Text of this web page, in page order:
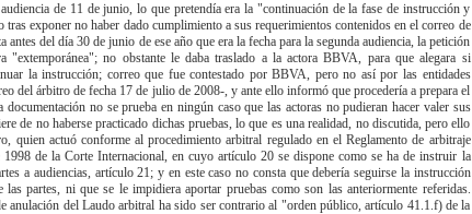
audiencia de 11 de junio, lo que pretendía era la "continuación de la fase de instrucción y
tras exponer no haber dado cumplimiento a sus requerimientos contenidos en el correo de
antes del día 30 de junio de ese año que era la fecha para la segunda audiencia, la petición
"extemporánea"; no obstante le daba traslado a la actora BBVA, para que alegara si
la instrucción; correo que fue contestado por BBVA, pero no así por las entidades
del árbitro de fecha 17 de julio de 2008-, y ante ello informó que procedería a prepara el
documentación no se prueba en ningún caso que las actoras no pudieran hacer valer sus
de no haberse practicado dichas pruebas, lo que es una realidad, no discutida, pero ello
quien actuó conforme al procedimiento arbitral regulado en el Reglamento de arbitraje
1998 de la Corte Internacional, en cuyo artículo 20 se dispone como se ha de instruir la
a audiencias, artículo 21; y en este caso no consta que debería seguirse la instrucción
partes, ni que se le impidiera aportar pruebas como son las anteriormente referidas.
al convenio arbitral libremente pactado, a la propia Ley de Arbitraje y a las garantías del propio art.. 24 CE, más allá del cual, por la vía de la revisión judicial de fondo, quedaría desnaturalizada la institución del arbitraje". El Tribunal Supremo en sentencias de 26 de abril de 1995, 26 de septiembre de 2006 y 7 de julio de 2006 se ha pronunciado en el sentido de que lo convenio entre las partes "no podría quedar afectado por el límite de la autonomía privada, libertad contractual que establece el artículo 1255 bajo la expresión "orden público". Concepto de gran dificultad e imprecisión, que no es exactamente coincidente con el de norma imperativa, especialmente por cuanto muchas normas imperativas no se refieren ni a la "organización de la comunidad ni a sus principios fundamentales y rectores", y porque en determinadas materias comprendidas dentro del ámbito señalado no se requiere un carácter imperativo expreso para que queden sustraídas a la disponibilidad de los particulares, como ha señalado la más autorizada doctrina. No hay, desde luego, un precepto imperativo que pueda haber sido infringido por efecto del pacto discutido (artículo 6.3 C.c.), y la nulidad que se postula no derivaría ni de prohibición directa ni de prohibición indirecta contenida en una norma y conforme a doctrina jurisprudencial consolidada los juzgadores han de actuar "con extrema prudencia y con criterio flexible, debiendo tener en cuenta las circunstancias concurrentes, móviles, efectos previsibles y trascendencia cuando se trata de declarar la nulidad plena, atendiendo a si se da precepto legal que imponga esa sanción per se". Refiriéndose a la vulneración de los derechos fundamentales y libertades públicas garantizadas constitucionalmente a través, fundamentalmente, del artículo 24 de la Carta Magna, y que en el ámbito de derechos de carácter material cristalizan en torno a los principios jurídicos, públicos y privados, políticos, morales y económicos indispensables para la conservación de la sociedad en una época determinada, y que son informadores de las instituciones jurídicas y esencialmente coincidentes con los principios generales del derecho, y por extensión los derechos y libertades reconocidos en el Capítulo 2º del Título I CE. Y la propia doctrina al estudiar los motivos del artículo 41 LA se ha pronunciado de forma unánime en el sentido de que solo podrá obtenerse la nulidad total o parcial del laudo, nunca su modificación. Como ha establecido la jurisprudencia en numerosas ocasiones, la acción de anulación no supone una nueva instancia revisora, siendo un remedio extraordinario con motivos tasados de corte casacional y restringido a efectuar un juicio externo o de control de la observancia en el procedimiento arbitral de las garantías formales; sin que abarque la adecuación jurídica del laudo a la normativa vigente ni la justicia intrínseca de su decisión. Y ese control jurisdiccional queda circunscrito a la observancia de las formalidades o principios esenciales establecidos por la Ley en cuanto al convenio arbitral, el procedimiento arbitral y el laudo y a la preservación del orden público, como se plasma y queda recogido en los tasados motivos de nulidad que enumera el art. 41.1 de la Ley, cuya interpretación debe ser estricta, excluyendo cualquier otro que no se incardine en su ámbito, pues en otro caso se estaría infringiendo el principio de la inmodificabilidad de las decisiones judiciales firmes que le es de aplicación y en última instancia, se desconocería la tutela judicial efectiva del beneficiado por él (Sentencia del Tribunal Constitucional de 4 de octubre de 1993). Y de conformidad con ello, y en concreto respecto de la causa de nulidad f) del artículo 41.1LA lo que debe examinarse por el tribunal es si se han infringido las garantías esenciales del procedimiento aseguradas a través del artículo 24 CE, sin extenderse a supuesto de infracción del Derecho material aplicable al caso (ATC, Sala 1ª de 18 de julio 1994); y ello porque, de lo contrario, la finalidad última del arbitraje que no es otra que la de alcanzar la pronta solución extrajudicial de un conflicto, se vería desnaturalizada ante la eventualidad de que la decisión arbitral pudiera ser objeto de revisión en cuanto al fondo. La vulneración del orden público sólo es posible cuando el árbitro haya pronunciado su laudo con clara infracción de derechos fundamentales. Por tanto, el orden público y su vulneración giran en torno al cumplimiento o no por el laudo de las garantías procesales fundamentales recogidas en el texto constitucional. Además, y de acuerdo con lo previsto en el art. 41.1 el que desee ejercitar la acción de anulación debe alegar y probar la misma, es decir, exactamente igual que en cualquier procedimiento judicial. Se ha señalado por la doctrina que el orden público tiene dos vertientes una material y otra procesal. En la primera se incluirían los principios jurídicos, públicos y privados, políticos, morales y económicos que son absolutamente obligatorios para la conservación de la sociedad de un pueblo y en una época determinada (STS de 31 de diciembre de 1979); y en la segunda, las formalidades y principios esenciales de nuestro ordenamiento jurídico procesal. En definitiva, como dice el Tribunal Constitucional "su vulneración solo será procedente cuando el árbitro haya pronunciado su laudo con clara infracción de los derechos fundamentales". Pues bien en orden a determinar exactamente en qué consiste el orden público material, es decir, el llamado "orden jurídico justo" cuya vulneración podría derivar de un contenido arbitrario y por ello no justo del laudo, dado que por una interpretación excesivamente amplia del concepto podría llegar a incluir en su ámbito una especie revisión de la decisión arbitral, puede citarse la jurisprudencia del Tribunal Supremo, contenida en sentencias de 16 de febrero de 1982 o 17 de julio de 1986, según la cual, "en ningún caso puede servir de base al recurso de nulidad las estimaciones de las partes relativas a la justicia del laudo ni las deficiencias del fallo o el modo más o menos acertado de resolver la cuestión". El orden público determina que, en tanto no se infrinjan derechos fundamentales y libertades públicas, no es posible anular el laudo arbitral. Ese tratamiento jurisprudencial originó, en la práctica del art. 45.5 LA de 1988, que no fuera posible entroncar en el mismo el error "in iudicando" realizado por el árbitro en atención a normas de derecho privado que no infringirían derechos fundamentales y libertades públicas. Al amparo del orden público no se podían plantear cuestiones de legalidad material u ordinaria. Por lo que ni cualquier error de orden procesal ni cualquier infracción de norma sustantiva han de implicar la anulación del laudo sino sólo aquellos casos en que se produce infracción de la norma constitucional y en concreto será preciso que vulnere los derechos y libertades fundamentales reconocidos en el título I de la CE. En definitiva, la infracción al orden público no puede convertirse en resquicio permanente que abra la posibilidad, ante cualquier clase de infracción sustantiva o procesal, de sustituir el criterio del árbitro por el del Tribunal desde un control de legalidad y justicia intrínseca frente al juicio de equidad que no le corresponde cuando ni el procedimiento ni la decisión afectan ni contravienen ese orden público (SAP Madrid Secc. 19ª de 16-2-2004; SAP Barcelona 25-mayo 2004). En resumen, el orden público es un concepto jurídico indeterminado que desde la entrada de la Constitución, así lo tiene declarado el Tribunal Constitucional "se ha impregnado del contenido de su artículo 24 ", y que implícitamente es recogido en el artículo 21 LA al hacer referencia expresa a la obligada observancia de los principios esenciales de audiencia, contradicción e igualdad de las partes. Quedando agotada la acción de nulidad del laudo, en su aspecto externo en el examen de si se han observado las formalidades esenciales que garantizan los principios de igualdad, audiencia y contradicción y en el ámbito interno si el laudo (a menos que las parte